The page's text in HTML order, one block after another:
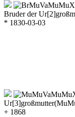
Bruder der
* 1830-03-03
Ur[3]großmutter
+ 1868